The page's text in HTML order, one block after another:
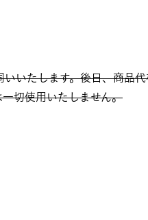
いたします。後日、商品
切使用いたしません。